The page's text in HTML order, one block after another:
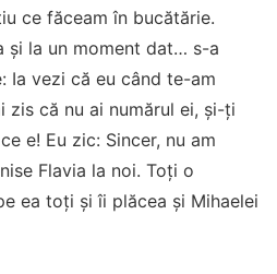
ce făceam în bucătărie.
și la un moment dat… s-a
Ia vezi că eu când te-am
zis că nu ai numărul ei, și-ți
e! Eu zic: Sincer, nu am
Flavia la noi. Toți o
ea toți și îi plăcea și Mihaelei